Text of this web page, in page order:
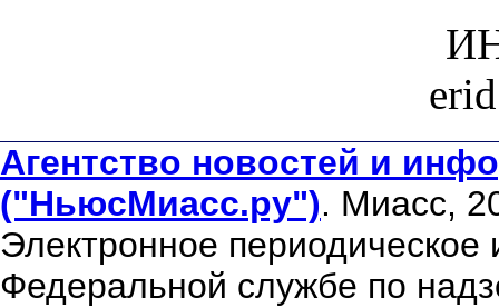
Агентство новостей и
("НьюсМиасс.ру"). Миасс,
Электронное периодическое
Федеральной службе по